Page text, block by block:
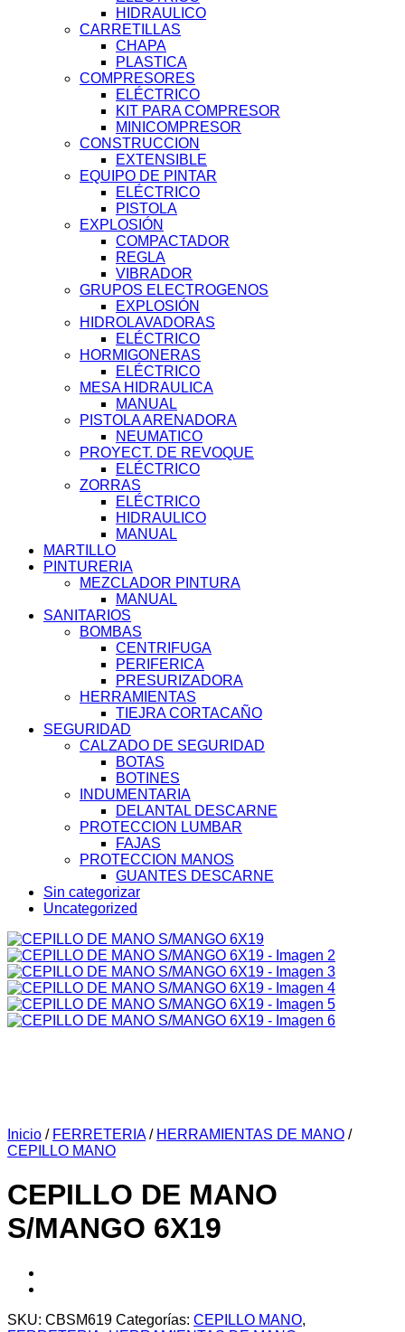
HIDRAULICO
CARRETILLAS
CHAPA
PLASTICA
COMPRESORES
ELÉCTRICO
KIT PARA COMPRESOR
MINICOMPRESOR
CONSTRUCCION
EXTENSIBLE
EQUIPO DE PINTAR
ELÉCTRICO
PISTOLA
EXPLOSIÓN
COMPACTADOR
REGLA
VIBRADOR
GRUPOS ELECTROGENOS
EXPLOSIÓN
HIDROLAVADORAS
ELÉCTRICO
HORMIGONERAS
ELÉCTRICO
MESA HIDRAULICA
MANUAL
PISTOLA ARENADORA
NEUMATICO
PROYECT. DE REVOQUE
ELÉCTRICO
ZORRAS
ELÉCTRICO
HIDRAULICO
MANUAL
MARTILLO
PINTURERIA
MEZCLADOR PINTURA
MANUAL
SANITARIOS
BOMBAS
CENTRIFUGA
PERIFERICA
PRESURIZADORA
HERRAMIENTAS
TIEJRA CORTACAÑO
SEGURIDAD
CALZADO DE SEGURIDAD
BOTAS
BOTINES
INDUMENTARIA
DELANTAL DESCARNE
PROTECCION LUMBAR
FAJAS
PROTECCION MANOS
GUANTES DESCARNE
Sin categorizar
Uncategorized
Inicio / FERRETERIA / HERRAMIENTAS DE MANO /
CEPILLO MANO
CEPILLO DE MANO
S/MANGO 6X19
SKU: CBSM619 Categorías: CEPILLO MANO,